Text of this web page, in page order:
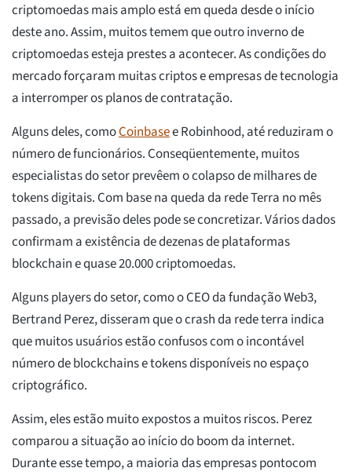
criptomoedas mais amplo está em queda desde o início
deste ano. Assim, muitos temem que outro inverno de
criptomoedas esteja prestes a acontecer. As condições do
mercado forçaram muitas criptos e empresas de tecnologia
a interromper os planos de contratação.
Alguns deles, comoCoinbasee Robinhood, até reduziram o
número de funcionários. Conseqüentemente, muitos
especialistas do setor prevêem o colapso de milhares de
tokens digitais. Com base na queda da rede Terra no mês
passado, a previsão deles pode se concretizar. Vários dados
confirmam a existência de dezenas de plataformas
blockchain e quase 20.000 criptomoedas.
Alguns players do setor, como o CEO da fundação Web3,
Bertrand Perez, disseram que o crash da rede terra indica
que muitos usuários estão confusos com o incontável
número de blockchains e tokens disponíveis no espaço
criptográfico.
Assim, eles estão muito expostos a muitos riscos. Perez
comparou a situação ao início do boom da internet.
Durante esse tempo, a maioria das empresas pontocom